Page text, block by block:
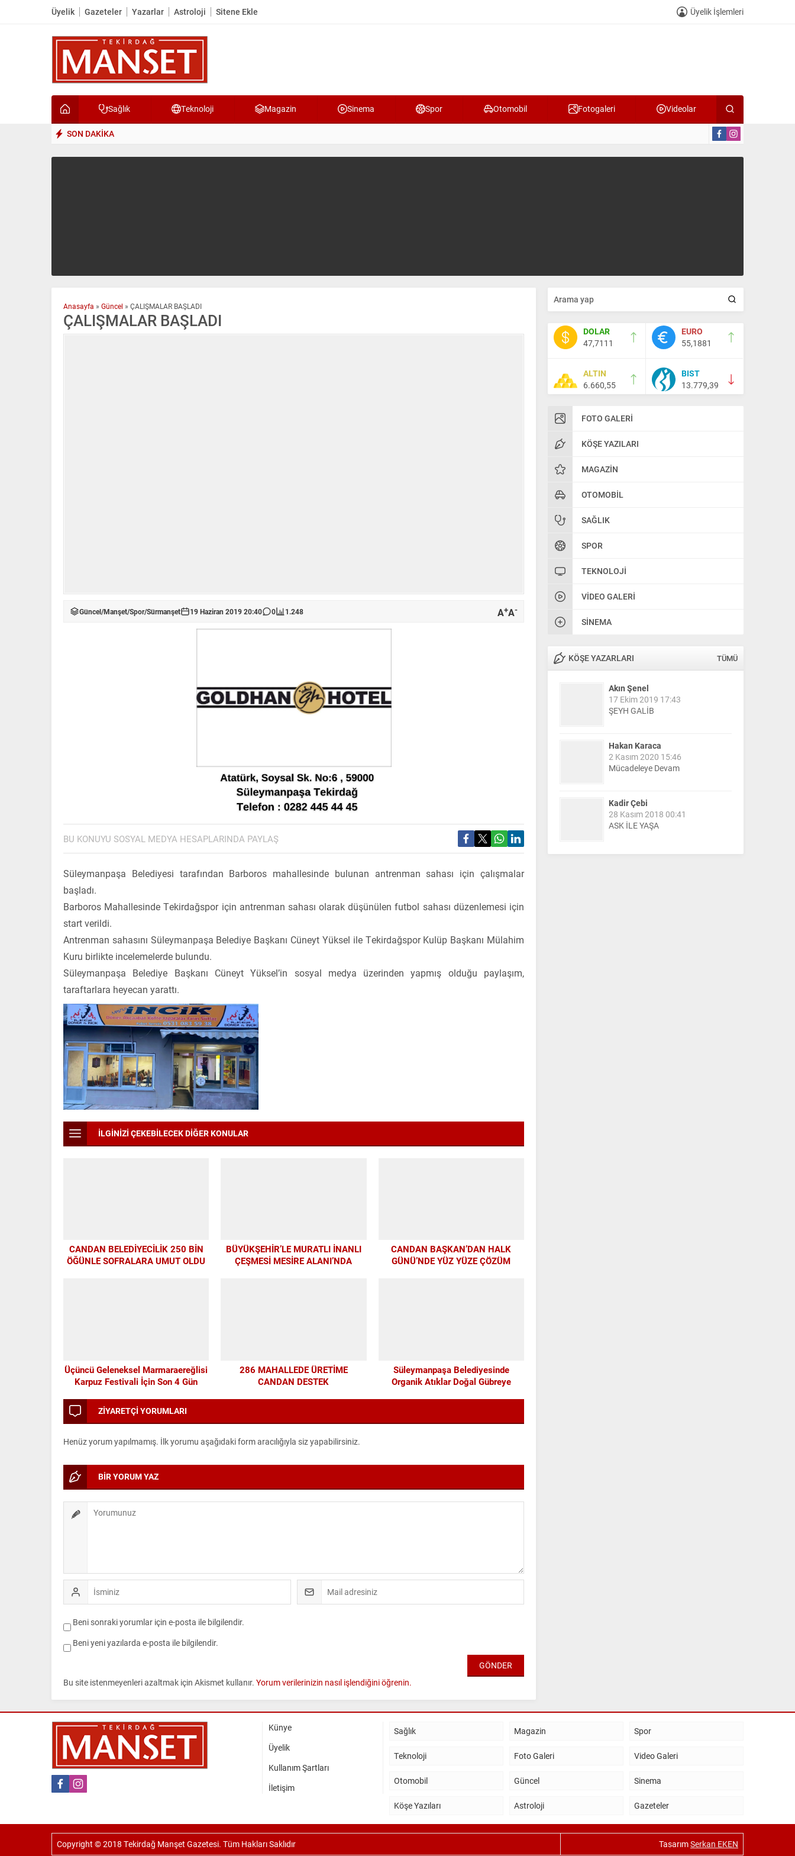
Üyelik Gazeteler Yazarlar Astroloji Sitene Ekle Üyelik İşlemleri
Sağlık Teknoloji Magazin Sinema Spor Otomobil Fotogaleri Videolar
SON DAKİKA
DOLAR
47,7111
EURO
55,1881
ALTIN
6.660,55
BIST
13.779,39
FOTO GALERI
KÖŞE YAZILARI
MAGAZIN
OTOMOBIL
SAĞLIK
SPOR
TEKNOLOJI
VIDEO GALERI
SINEMA
KÖŞE YAZARLARI TÜMÜ
Akın Şenel
17 Ekim 2019 17:43
ŞEYH GALİB
Hakan Karaca
2 Kasım 2020 15:46
Mücadeleye Devam
Kadir Çebi
28 Kasım 2018 00:41
ASK İLE YAŞA
Anasayfa » Güncel » ÇALIŞMALAR BAŞLADI
ÇALIŞMALAR BAŞLADI
Güncel/Manşet/Spor/Sürmanşet 19 Haziran 2019 20:40 0 1.248 A+A-
BU KONUYU SOSYAL MEDYA HESAPLARINDA PAYLAŞ
Süleymanpaşa Belediyesi tarafından Barboros mahallesinde bulunan antrenman sahası için çalışmalar
başladı.
Barboros Mahallesinde Tekirdağspor için antrenman sahası olarak düşünülen futbol sahası düzenlemesi için
start verildi.
Antrenman sahasını Süleymanpaşa Belediye Başkanı Cüneyt Yüksel ile Tekirdağspor Kulüp Başkanı Mülahim
Kuru birlikte incelemelerde bulundu.
Süleymanpaşa Belediye Başkanı Cüneyt Yüksel’in sosyal medya üzerinden yapmış olduğu paylaşım,
taraftarlara heyecan yarattı.
İLGİNİZİ ÇEKEBİLECEK DİĞER KONULAR
CANDAN BELEDİYECİLİK 250 BİN
ÖĞÜNLE SOFRALARA UMUT OLDU
BÜYÜKŞEHİR’LE MURATLI İNANLI
ÇEŞMESİ MESİRE ALANI’NDA
CANDAN BAŞKAN’DAN HALK
GÜNÜ’NDE YÜZ YÜZE ÇÖZÜM
Üçüncü Geleneksel Marmaraereğlisi
Karpuz Festivali İçin Son 4 Gün
286 MAHALLEDE ÜRETİME
CANDAN DESTEK
Süleymanpaşa Belediyesinde
Organik Atıklar Doğal Gübreye
ZİYARETÇİ YORUMLARI
Henüz yorum yapılmamış. İlk yorumu aşağıdaki form aracılığıyla siz yapabilirsiniz.
BİR YORUM YAZ
Beni sonraki yorumlar için e-posta ile bilgilendir.
Beni yeni yazılarda e-posta ile bilgilendir.
Bu site istenmeyenleri azaltmak için Akismet kullanır. Yorum verilerinizin nasıl işlendiğini öğrenin.
Künye
Üyelik
Kullanım Şartları
İletişim
Sağlık Magazin Spor
Teknoloji Foto Galeri Video Galeri
Otomobil Güncel Sinema
Köşe Yazıları Astroloji Gazeteler
Copyright © 2018 Tekirdağ Manşet Gazetesi. Tüm Hakları Saklıdır TasarımSerkan EKEN